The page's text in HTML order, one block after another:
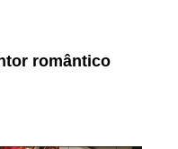
romântico